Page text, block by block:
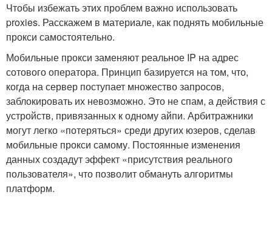
Чтобы избежать этих проблем важно использовать
proxies. Расскажем в материале, как поднять мобильные
прокси самостоятельно.
Мобильные прокси заменяют реальное IP на адрес
сотового оператора. Принцип базируется на том, что,
когда на сервер поступает множество запросов,
заблокировать их невозможно. Это не спам, а действия с
устройств, привязанных к одному айпи. Арбитражники
могут легко «потеряться» среди других юзеров, сделав
мобильные прокси самому. Постоянные изменения
данных создадут эффект «присутствия реального
пользователя», что позволит обмануть алгоритмы
платформ.